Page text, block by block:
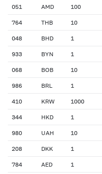
051 AMD 100
764 THB 10
048 BHD 1
933 BYN 1
068 BOB 10
986 BRL 1
410 KRW 1000
344 HKD 1
980 UAH 10
208 DKK 1
784 AED 1